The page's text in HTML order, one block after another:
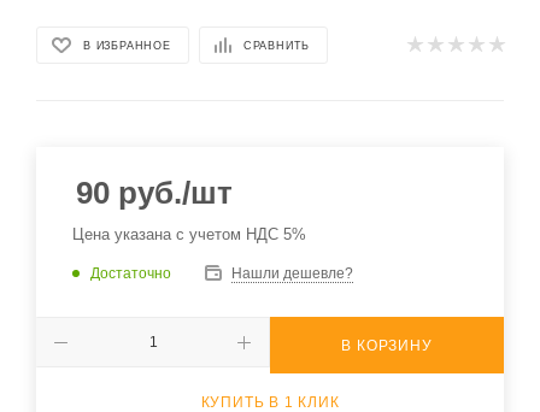
В ИЗБРАННОЕ СРАВНИТЬ
90 руб./шт
Цена указана с учетом НДС 5%
Достаточно Нашли дешевле?
В КОРЗИНУ
КУПИТЬ В 1 КЛИК